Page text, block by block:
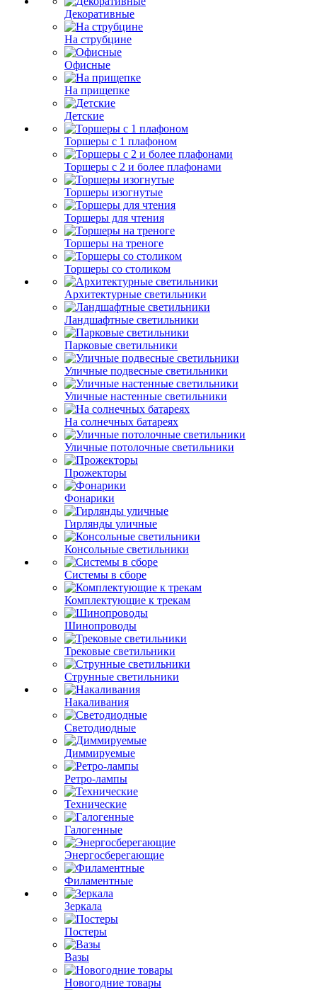
Декоративные
На струбцине
Офисные
На прищепке
Детские
Торшеры с 1 плафоном
Торшеры с 2 и более плафонами
Торшеры изогнутые
Торшеры для чтения
Торшеры на треноге
Торшеры со столиком
Архитектурные светильники
Ландшафтные светильники
Парковые светильники
Уличные подвесные светильники
Уличные настенные светильники
На солнечных батареях
Уличные потолочные светильники
Прожекторы
Фонарики
Гирлянды уличные
Консольные светильники
Системы в сборе
Комплектующие к трекам
Шинопроводы
Трековые светильники
Струнные светильники
Накаливания
Светодиодные
Диммируемые
Ретро-лампы
Технические
Галогенные
Энергосберегающие
Филаментные
Зеркала
Постеры
Вазы
Новогодние товары